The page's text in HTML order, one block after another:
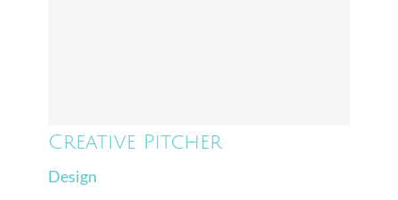
Creative Pitcher
Design